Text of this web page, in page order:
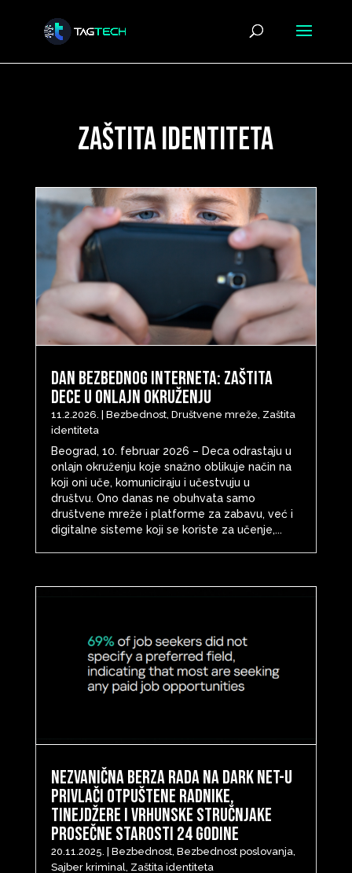
Zaštita identiteta
Dan bezbednog interneta: Zaštita
dece u onlajn okruženju
11.2.2026. Bezbednost, Društvene mreže, Zaštita
identiteta
Beograd, 10. februar 2026 – Deca odrastaju u
onlajn okruženju koje snažno oblikuje način na
koji oni uče, komuniciraju i učestvuju u
društvu. Ono danas ne obuhvata samo
društvene mreže i platforme za zabavu, već i
digitalne sisteme koji se koriste za učenje,...
Nezvanična berza rada na Dark net-u
privlači otpuštene radnike,
tinejdžere i vrhunske stručnjake
prosečne starosti 24 godine
20.11.2025. Bezbednost, Bezbednost poslovanja,
Sajber kriminal, Zaštita identiteta